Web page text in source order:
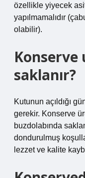
özellikle yiyecek
yapılmamalıdır
olabilir).
Konserve
saklanır?
Kutunun açıldığı
gerekir. Konserve
buzdolabında
dondurulmuş
lezzet ve kalite